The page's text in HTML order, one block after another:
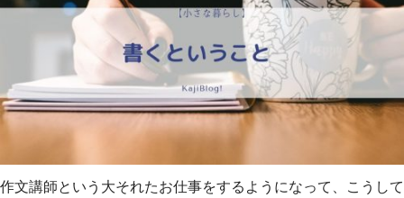
作文講師という大それたお仕事をするようになって、こうして